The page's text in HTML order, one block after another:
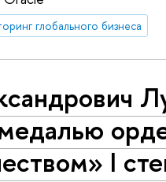
глобального бизнеса
I